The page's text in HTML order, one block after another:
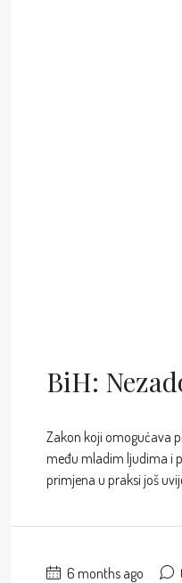
BiH:
Zakon koji omogućava
među mladim ljudima i
primjena u praksi još
6 months ago